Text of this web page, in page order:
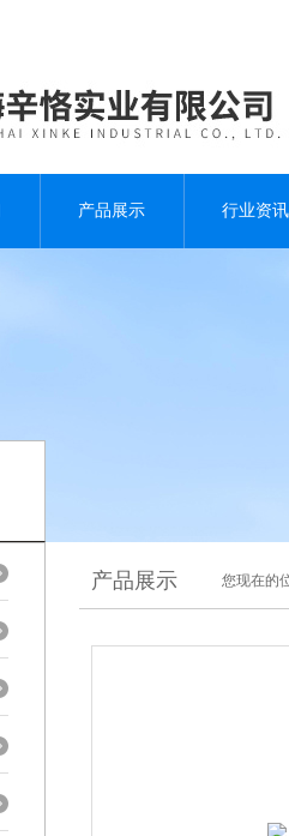
产品展示 行业资讯
产品展示 您现在的